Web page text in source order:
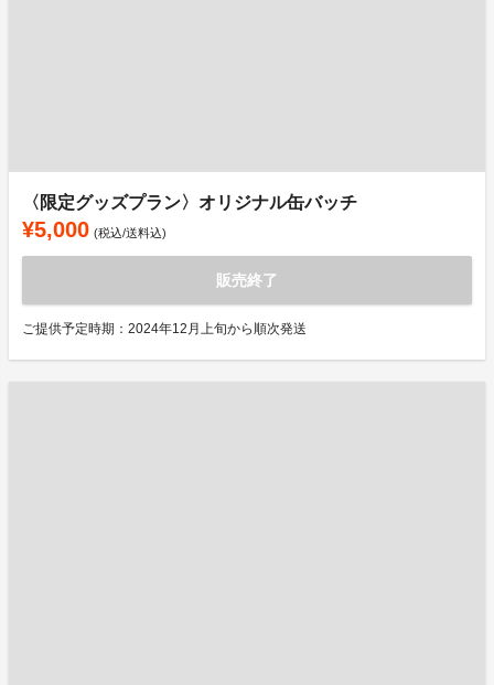
〈限定グッズプラン〉オリジナル缶バッチ
¥5,000 (税込/送料込)
販売終了
ご提供予定時期：2024年12月上旬から順次発送